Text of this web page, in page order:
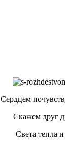
Сердцем
Скажем друг
Света тепла